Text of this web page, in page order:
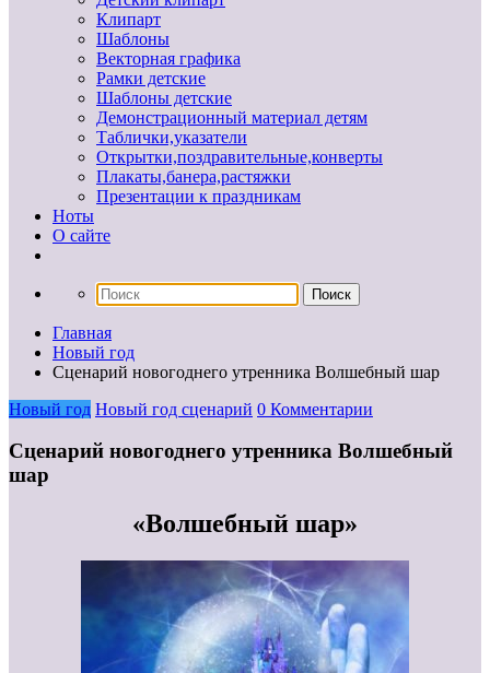
Клипарт
Шаблоны
Векторная графика
Рамки детские
Шаблоны детские
Демонстрационный материал детям
Таблички,указатели
Открытки,поздравительные,конверты
Плакаты,банера,растяжки
Презентации к праздникам
Ноты
О сайте
Главная
Новый год
Сценарий новогоднего утренника Волшебный шар
Новый год Новый год сценарий 0 Комментарии
Сценарий новогоднего утренника Волшебный
шар
«Волшебный шар»